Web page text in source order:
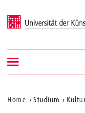
Universität der Künste Berlin
Suche
Navigation
ein-/ausblenden
Aktuelle
Home Studium